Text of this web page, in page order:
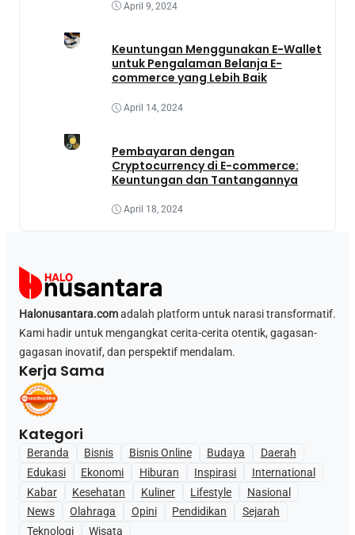
April 9, 2024
Keuntungan Menggunakan E-Wallet
untuk Pengalaman Belanja E-
commerce yang Lebih Baik
April 14, 2024
Pembayaran dengan
Cryptocurrency di E-commerce:
Keuntungan dan Tantangannya
April 18, 2024
Halonusantara.comadalah platform untuk narasi transformatif.
Kami hadir untuk mengangkat cerita-cerita otentik, gagasan-
gagasan inovatif, dan perspektif mendalam.
Kerja Sama
Kategori
Beranda Bisnis Bisnis Online Budaya
Daerah
Edukasi
Ekonomi Hiburan Inspirasi
International
Kabar
Kesehatan Kuliner Lifestyle
Nasional
News
Olahraga Opini Pendidikan
Sejarah
Teknologi
Wisata